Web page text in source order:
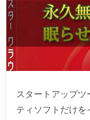
スタートアップツ
ティソフトだけ